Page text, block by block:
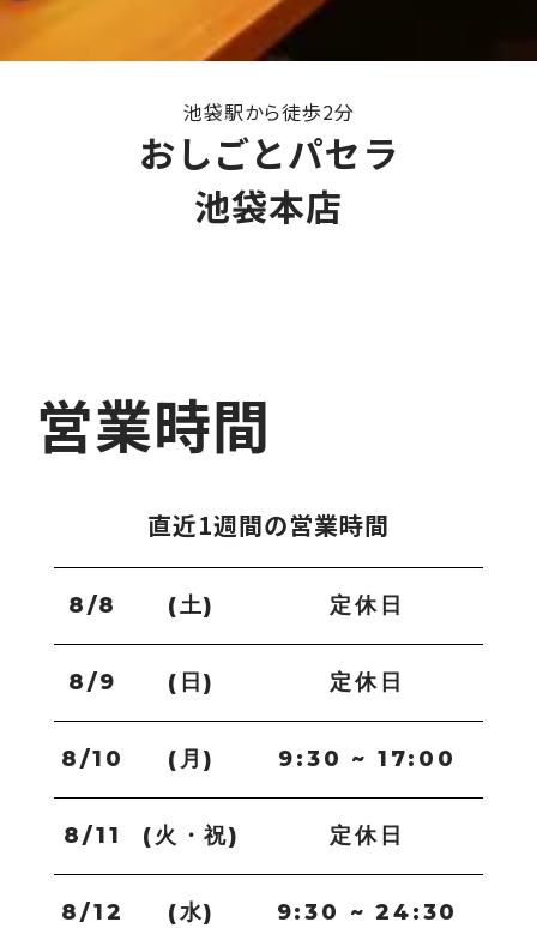
池袋駅から徒歩2分
おしごとパセラ
池袋本店
営業時間
直近1週間の営業時間
8/8 (土) 定休日
8/9 (日) 定休日
8/10 (月) 9:30 ~ 17:00
8/11 (火・祝) 定休日
8/12 (水) 9:30 ~ 24:30